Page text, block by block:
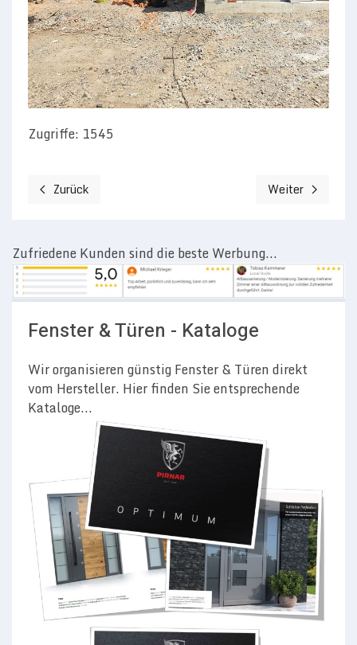
Zugriffe: 1545
Vorheriger Beitrag: Vorbau Raffstore / Rolllläden /
Zurück Nächster
Weiter
Zufriedene Kunden sind die beste Werbung...
Fenster & Türen - Kataloge
Wir organisieren günstig Fenster & Türen direkt
vom Hersteller. Hier finden Sie entsprechende
Kataloge...